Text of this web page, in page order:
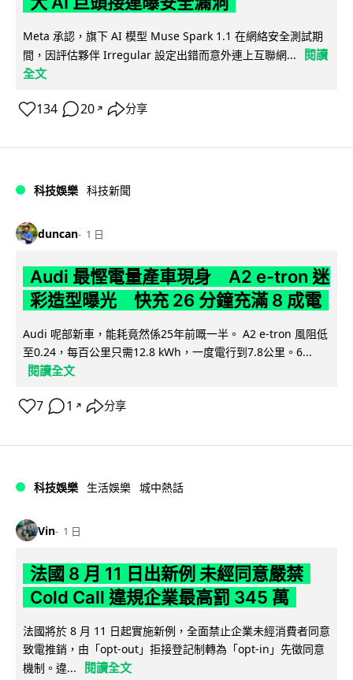
Meta 承認，旗下 AI 模型 Muse Spark 1.1 在網絡安全測試期
間，因評估夥伴 Irregular 設定出錯而意外連上互聯網...
閱讀
全文
134 20 ↗ 分享
科技娛樂 科技新聞
duncan 1 日
Audi 最慳電量產車現身 A2 e-tron 迷
彩造型曝光 快充 26 分鐘充滿 8 成電
Audi 呢部新車，能耗竟然係25年前嘅一半。 A2 e-tron 風阻低
至0.24，每百公里只需12.8 kWh，一度電行到7.8公里。6...
閱讀全文
7 1 ↗ 分享
科技娛樂 生活娛樂 城中熱話
Vin 1 日
法國 8 月 11 日出新例 未經同意嚴禁
Cold Call 違規企業最高罰 345 萬
法國將於 8 月 11 日起實施新例，全面禁止企業未經消費者同意
致電推銷，由「opt-out」拒接登記制轉為「opt-in」先徵同意
機制。違...
閱讀全文